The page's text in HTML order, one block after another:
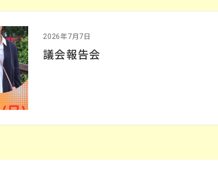
2026年7月7日
議会報告会